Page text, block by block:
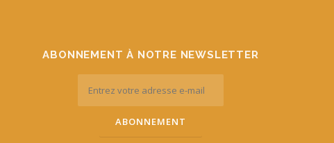
ABONNEMENT À NOTRE NEWSLETTER